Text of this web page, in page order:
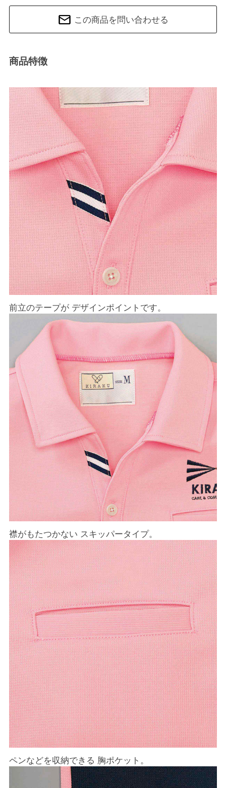
この商品を問い合わせる
商品特徴
前立のテープが デザインポイントです。
襟がもたつかない スキッパータイプ。
ペンなどを収納できる 胸ポケット。